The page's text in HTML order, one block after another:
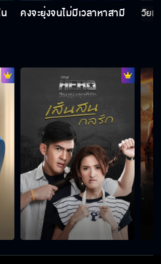
พูดก็อย่าพูดนะ
ดาวเหนือจะนำทางผม
มหาลัยเขาแกล้งกันแบบนี้
คงจะยุ่งจนไม่มีเวลาหาสามี
คงจะยุ่งจนไม่มีเวลาหาสามี วัยม